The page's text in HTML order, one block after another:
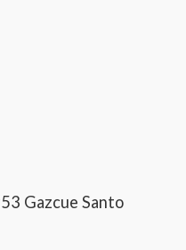
Gazcue Santo